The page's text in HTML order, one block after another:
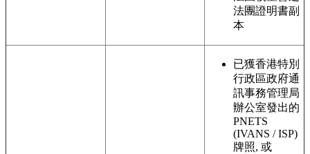
法團證明書副
本
已獲香港特別
行政區政府通
訊事務管理局
辦公室發出的
PNETS
(IVANS / ISP)
牌照, 或